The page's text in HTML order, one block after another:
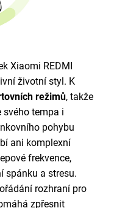
Xiaomi REDMI
životní styl. K
režimů, takže
svého tempa i
pohybu
ani komplexní
frekvence,
spánku a stresu.
rozhraní pro
zpřesnit